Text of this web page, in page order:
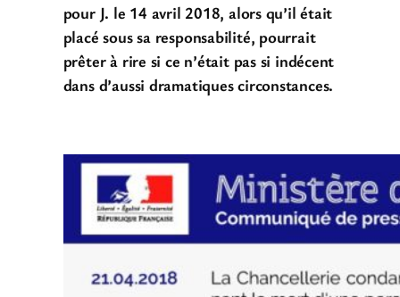
pour J. le 14 avril 2018, alors qu’il était
placé sous sa responsabilité, pourrait
prêter à rire si ce n’était pas si indécent
dans d’aussi dramatiques circonstances.